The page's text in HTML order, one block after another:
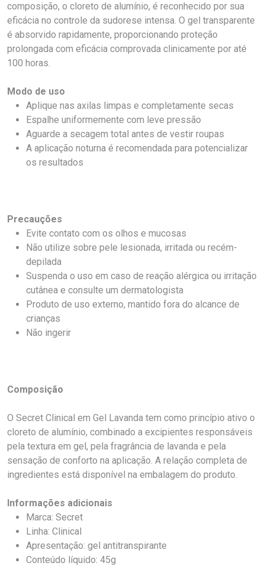
composição, o cloreto de alumínio, é reconhecido por sua
eficácia no controle da sudorese intensa. O gel transparente
é absorvido rapidamente, proporcionando proteção
prolongada com eficácia comprovada clinicamente por até
100 horas.
Modo de uso
Aplique nas axilas limpas e completamente secas
Espalhe uniformemente com leve pressão
Aguarde a secagem total antes de vestir roupas
A aplicação noturna é recomendada para potencializar
os resultados
Precauções
Evite contato com os olhos e mucosas
Não utilize sobre pele lesionada, irritada ou recém-
depilada
Suspenda o uso em caso de reação alérgica ou irritação
cutânea e consulte um dermatologista
Produto de uso externo, mantido fora do alcance de
crianças
Não ingerir
Composição
O Secret Clinical em Gel Lavanda tem como princípio ativo o
cloreto de alumínio, combinado a excipientes responsáveis
pela textura em gel, pela fragrância de lavanda e pela
sensação de conforto na aplicação. A relação completa de
ingredientes está disponível na embalagem do produto.
Informações adicionais
Marca: Secret
Linha: Clinical
Apresentação: gel antitranspirante
Conteúdo líquido: 45g